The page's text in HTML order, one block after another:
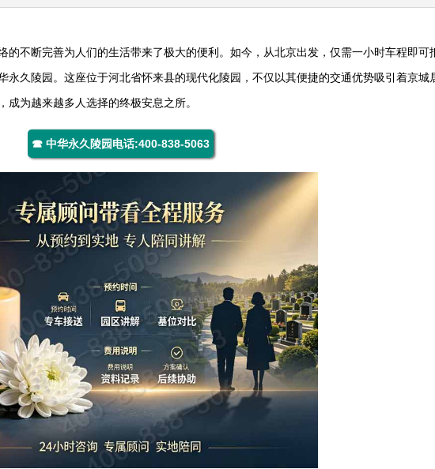
的不断完善为人们的生活带来了极大的便利。如今，从北京出发，仅需一小时车程即可
永久陵园 。这座位于河北省怀来县的现代化陵园，不仅以其便捷的交通优势吸引着京城
为越来越多人选择的终极安息之所。
☎ 中华永久陵园电话:400-838-5063